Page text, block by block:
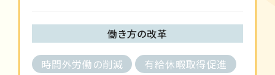
働き方の改革
時間外労働の削減
有給休暇取得促進